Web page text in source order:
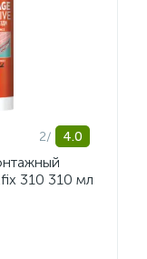
2/ 4.0
310 310 мл